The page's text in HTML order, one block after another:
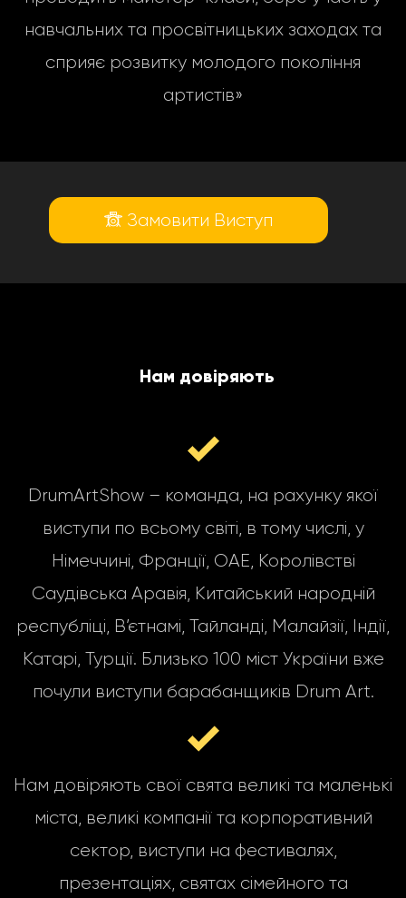
навчальних та просвітницьких заходах та
сприяє розвитку молодого покоління
артистів»
Замовити Виступ
Нам довіряють
DrumArtShow – команда, на рахунку якої
виступи по всьому світі, в тому числі, у
Німеччині, Франції, ОАЕ, Королівстві
Саудівська Аравія, Китайський народній
республіці, В’єтнамі, Тайланді, Малайзії, Індії,
Катарі, Турції. Близько 100 міст України вже
почули виступи барабанщиків Drum Art.
Нам довіряють свої свята великі та маленькі
міста, великі компанії та корпоративний
сектор, виступи на фестивалях,
презентаціях, святах сімейного та